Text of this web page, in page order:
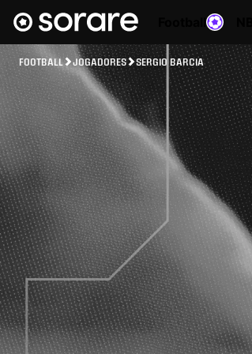
FOOTBALL JOGADORES SERGIO BARCIA